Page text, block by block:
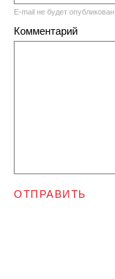
E-mail не будет опубликован
Комментарий
ОТПРАВИТЬ